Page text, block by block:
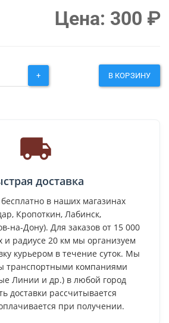
Цена: 300 ₽
+ В КОРЗИНУ
доставка
в наших магазинах
Кропоткин, Лабинск,
на-Дону). Для заказов от 15 000
и радиусе 20 км мы организуем
курьером в течение суток. Мы
транспортными компаниями
Линии и др.) в любой город
доставки рассчитывается
при получении.